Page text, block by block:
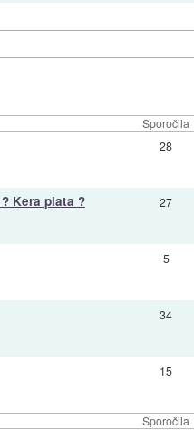
Sporočila
Sporočila
28
Kera plata ? 27
5
34
15